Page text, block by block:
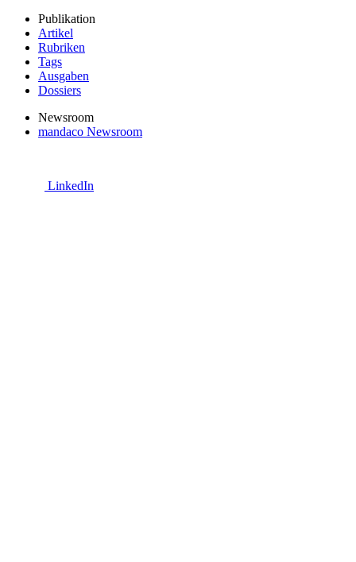
Publikation
Artikel
Rubriken
Tags
Ausgaben
Dossiers
Newsroom
mandaco Newsroom
LinkedIn